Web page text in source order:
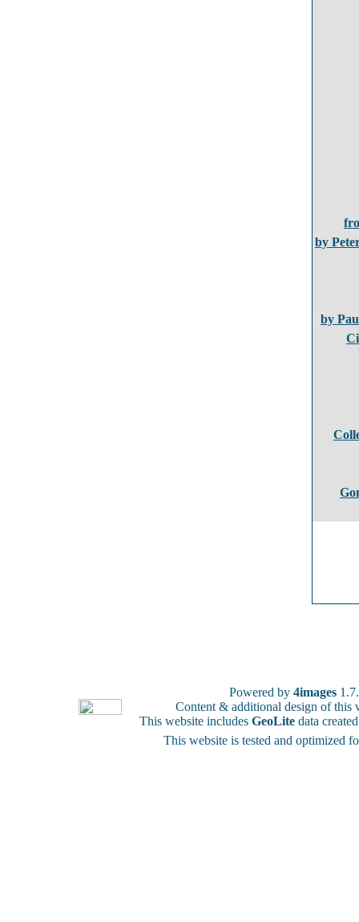
by
by
Powered by 4images
Content & additional design of
This website includes GeoLite data
This website is tested and optimized